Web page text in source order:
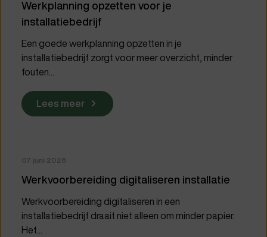
Werkplanning opzetten voor je
installatiebedrijf
Een goede werkplanning opzetten in je
installatiebedrijf zorgt voor meer overzicht, minder
fouten...
Lees meer
07 juni 2026
Werkvoorbereiding digitaliseren installatie
Werkvoorbereiding digitaliseren in een
installatiebedrijf draait niet alleen om minder papier.
Het...